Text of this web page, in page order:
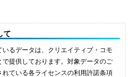
て
るデータは、クリエイティブ・コモ
で提供しております。対象データのご
ている各ライセンスの利用許諾条項